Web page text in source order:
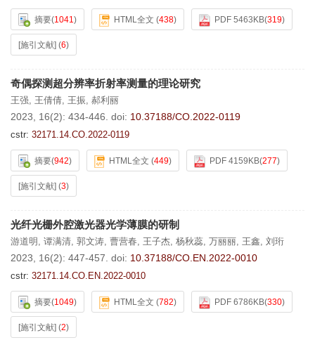
摘要(1041) HTML全文 (438) PDF 5463KB(319)
[施引文献] (6)
奇偶探测超分辨率折射率测量的理论研究
王强, 王倩倩, 王振, 郝利丽
2023, 16(2): 434-446. doi: 10.37188/CO.2022-0119
cstr: 32171.14.CO.2022-0119
摘要(942) HTML全文 (449) PDF 4159KB(277)
[施引文献] (3)
光纤光栅外腔激光器光学薄膜的研制
游道明 , 谭满清, 郭文涛, 曹营春, 王子杰, 杨秋蕊, 万丽丽, 王鑫, 刘珩
2023, 16(2): 447-457. doi: 10.37188/CO.EN.2022-0010
cstr: 32171.14.CO.EN.2022-0010
摘要(1049) HTML全文 (782) PDF 6786KB(330)
[施引文献] (2)